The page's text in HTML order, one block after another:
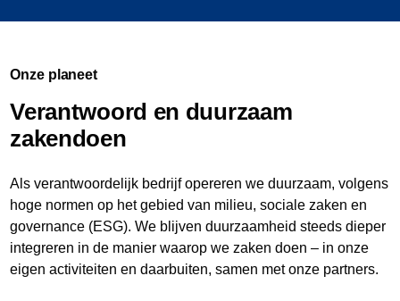
Onze planeet
Verantwoord en duurzaam
zakendoen
Als verantwoordelijk bedrijf opereren we duurzaam, volgens
hoge normen op het gebied van milieu, sociale zaken en
governance (ESG). We blijven duurzaamheid steeds dieper
integreren in de manier waarop we zaken doen – in onze
eigen activiteiten en daarbuiten, samen met onze partners.